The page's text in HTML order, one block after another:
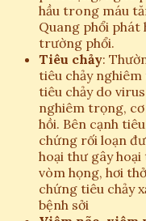
hầu trong máu
Quang phổi phát
trường phổi.
Tiêu chảy:
tiêu chảy
tiêu chảy do
nghiêm trọng,
hồi. Bên cạnh
chứng rối loạn
hoại thư gây
vòm họng, hơi
chứng tiêu chảy
bệnh sởi